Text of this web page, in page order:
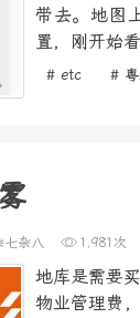
带去。地图
置，刚开始
# etc #
七杂八 1,981次
地库是需要
物业管理费